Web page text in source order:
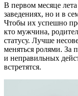
В первом месяце
заведениях, но и в
Чтобы их успешно
кто мужчина,
статусу. Лучше
меняться ролями. За
и неправильных
встретятся.